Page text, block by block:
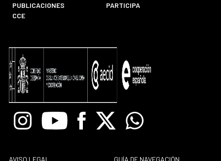
PUBLICACIONES
PARTICIPA
CCE
InstagramYoutube Facebook
X Whatsapp